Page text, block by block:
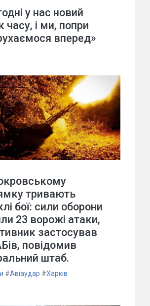
у нас новий
часу, і ми, попри
вперед»
тривають
бої: сили оборони
23 ворожі атаки,
застосував
повідомив
штаб.
#Авіаудар #Харків